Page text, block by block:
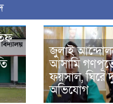
জুলাই
আসামি
ফয়সাল, ঘিরে
অভিযোগ